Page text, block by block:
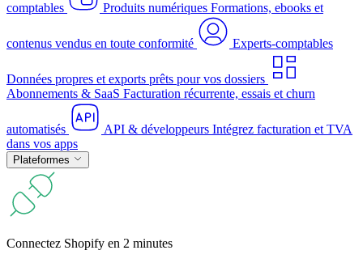
comptables Produits numériques Formations, ebooks et
contenus vendus en toute conformité Experts-comptables
Données propres et exports prêts pour vos dossiers
Abonnements & SaaS Facturation récurrente, essais et churn
automatisés API & développeurs Intégrez facturation et TVA
dans vos apps
Plateformes
Connectez Shopify en 2 minutes